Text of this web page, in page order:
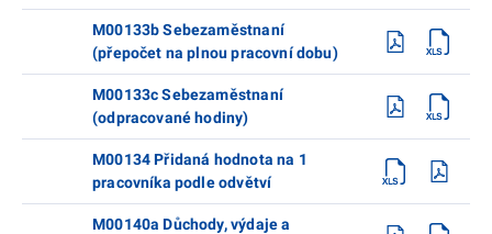
M00133b Sebezaměstnaní
(přepočet na plnou pracovní dobu)
M00133c Sebezaměstnaní
(odpracované hodiny)
M00134 Přidaná hodnota na 1
pracovníka podle odvětví
M00140a Důchody, výdaje a